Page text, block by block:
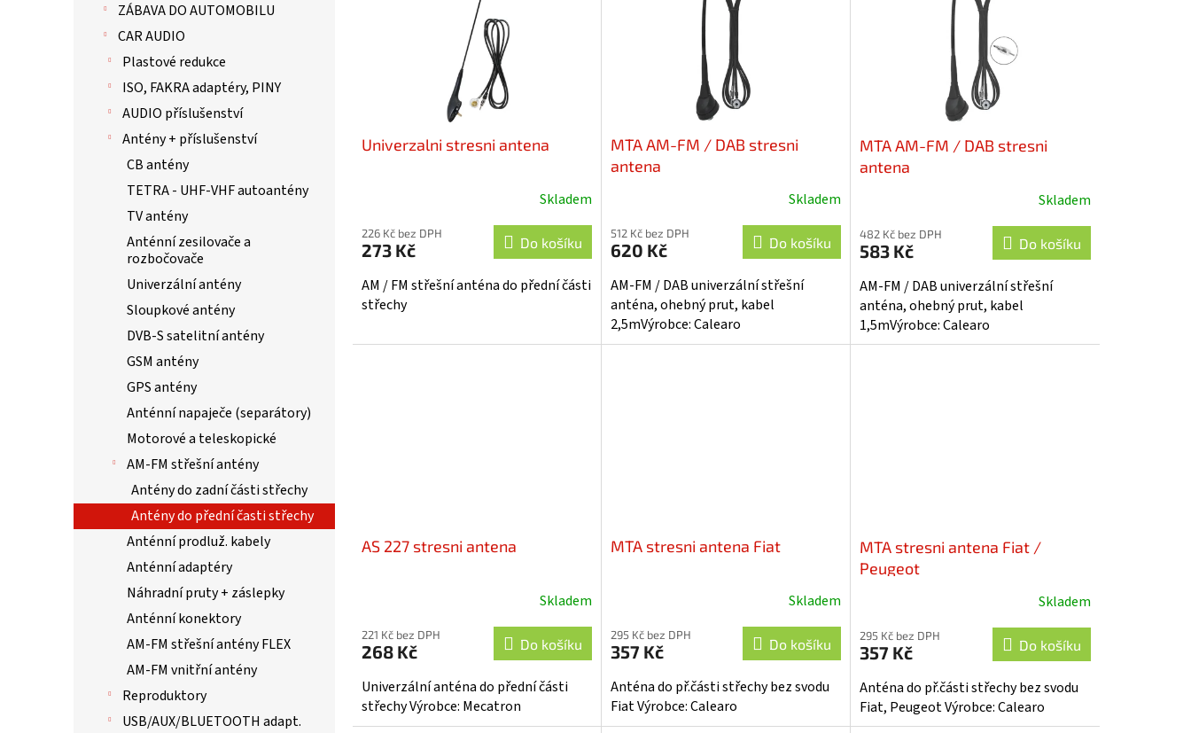
ZÁBAVA DO AUTOMOBILU
CAR AUDIO
Plastové redukce
ISO, FAKRA adaptéry, PINY
AUDIO příslušenství
Antény + příslušenství
CB antény
TETRA - UHF-VHF autoantény
TV antény
Anténní zesilovače a
rozbočovače
Univerzální antény
Sloupkové antény
DVB-S satelitní antény
GSM antény
GPS antény
Anténní napaječe (separátory)
Motorové a teleskopické
AM-FM střešní antény
Antény do zadní části střechy
Antény do přední časti střechy
Anténní prodluž. kabely
Anténní adaptéry
Náhradní pruty + záslepky
Anténní konektory
AM-FM střešní antény FLEX
AM-FM vnitřní antény
Reproduktory
USB/AUX/BLUETOOTH adapt.
Univerzalni stresni antena
Skladem
226 Kč bez DPH
273 Kč Do košíku
AM / FM střešní anténa do přední části
střechy
MTA AM-FM / DAB stresni
antena
Skladem
512 Kč bez DPH
620 Kč Do košíku
AM-FM / DAB univerzální střešní
anténa, ohebný prut, kabel
2,5mVýrobce: Calearo
MTA AM-FM / DAB stresni
antena
Skladem
482 Kč bez DPH
583 Kč Do košíku
AM-FM / DAB univerzální střešní
anténa, ohebný prut, kabel
1,5mVýrobce: Calearo
AS 227 stresni antena
Skladem
221 Kč bez DPH
268 Kč Do košíku
Univerzální anténa do přední části
střechy Výrobce: Mecatron
MTA stresni antena Fiat
produktu
je
4,3
z
5
Skladem
295 Kč bez DPH
357 Kč Do košíku
Anténa do př.části střechy bez svodu
Fiat Výrobce: Calearo
MTA stresni antena Fiat /
Peugeot
Skladem
295 Kč bez DPH
357 Kč Do košíku
Anténa do př.části střechy bez svodu
Fiat, Peugeot Výrobce: Calearo